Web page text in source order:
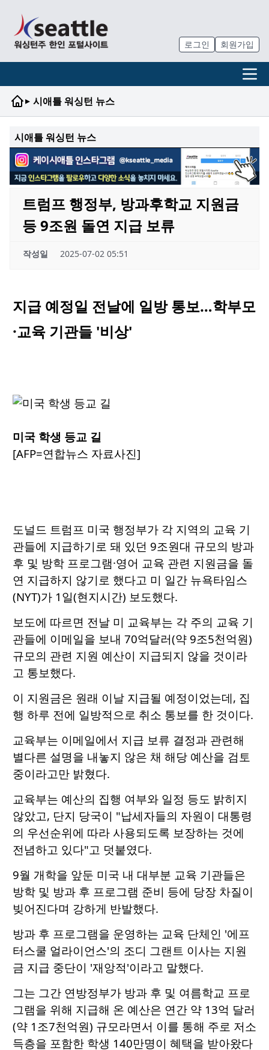
로그인 회원가입
▸ 시애틀 워싱턴 뉴스
시애틀 워싱턴 뉴스
트럼프 행정부, 방과후학교 지원금
등 9조원 돌연 지급 보류
작성일 2025-07-02 05:51
지급 예정일 전날에 일방 통보…학부모
·교육 기관들 '비상'
미국 학생 등교 길
[AFP=연합뉴스 자료사진]
도널드 트럼프 미국 행정부가 각 지역의 교육 기
관들에 지급하기로 돼 있던 9조원대 규모의 방과
후 및 방학 프로그램·영어 교육 관련 지원금을 돌
연 지급하지 않기로 했다고 미 일간 뉴욕타임스
(NYT)가 1일(현지시간) 보도했다.
보도에 따르면 전날 미 교육부는 각 주의 교육 기
관들에 이메일을 보내 70억달러(약 9조5천억원)
규모의 관련 지원 예산이 지급되지 않을 것이라
고 통보했다.
이 지원금은 원래 이날 지급될 예정이었는데, 집
행 하루 전에 일방적으로 취소 통보를 한 것이다.
교육부는 이메일에서 지급 보류 결정과 관련해
별다른 설명을 내놓지 않은 채 해당 예산을 검토
중이라고만 밝혔다.
교육부는 예산의 집행 여부와 일정 등도 밝히지
않았고, 단지 당국이 "납세자들의 자원이 대통령
의 우선순위에 따라 사용되도록 보장하는 것에
전념하고 있다"고 덧붙였다.
9월 개학을 앞둔 미국 내 대부분 교육 기관들은
방학 및 방과 후 프로그램 준비 등에 당장 차질이
빚어진다며 강하게 반발했다.
방과 후 프로그램을 운영하는 교육 단체인 '에프
터스쿨 얼라이언스'의 조디 그랜트 이사는 지원
금 지급 중단이 '재앙적'이라고 말했다.
그는 그간 연방정부가 방과 후 및 여름학교 프로
그램을 위해 지급해 온 예산은 연간 약 13억 달러
(약 1조7천억원) 규모라면서 이를 통해 주로 저소
득층을 포함한 학생 140만명이 혜택을 받아왔다